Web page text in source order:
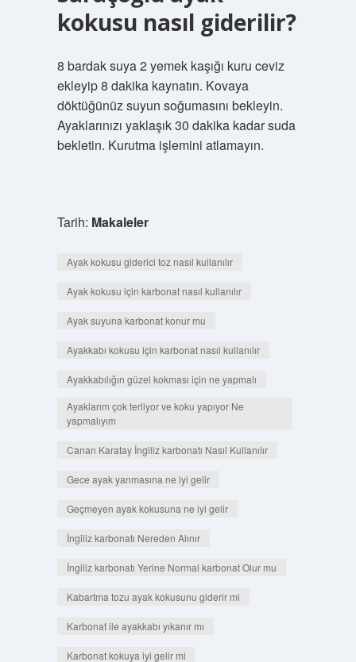
kokusu nasıl giderilir?
8 bardak suya 2 yemek kaşığı kuru ceviz
ekleyip 8 dakika kaynatın. Kovaya
döktüğünüz suyun soğumasını bekleyin.
Ayaklarınızı yaklaşık 30 dakika kadar suda
bekletin. Kurutma işlemini atlamayın.
Tarih: Makaleler
Ayak kokusu giderici toz nasıl kullanılır
Ayak kokusu için karbonat nasıl kullanılır
Ayak suyuna karbonat konur mu
Ayakkabı kokusu için karbonat nasıl kullanılır
Ayakkabılığın güzel kokması için ne yapmalı
Ayaklarım çok terliyor ve koku yapıyor Ne
yapmalıyım
Canan Karatay İngiliz karbonatı Nasıl Kullanılır
Gece ayak yanmasına ne iyi gelir
Geçmeyen ayak kokusuna ne iyi gelir
İngiliz karbonatı Nereden Alınır
İngiliz karbonatı Yerine Normal karbonat Olur mu
Kabartma tozu ayak kokusunu giderir mi
Karbonat ile ayakkabı yıkanır mı
Karbonat kokuya iyi gelir mi